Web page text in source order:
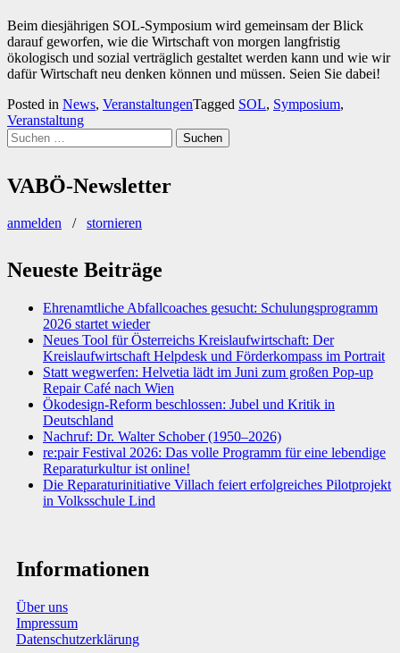
Beim diesjährigen SOL-Symposium wird gemeinsam der Blick
darauf geworfen, wie die Wirtschaft von morgen langfristig
ökologisch und sozial verträglich gestaltet werden kann und wie wir
dafür Wirtschaft neu denken können und müssen. Seien Sie dabei!
Posted in News, VeranstaltungenTagged SOL, Symposium,
Veranstaltung
Suchen
nach:
VABÖ-Newsletter
anmelden / stornieren
Neueste Beiträge
Ehrenamtliche Abfallcoaches gesucht: Schulungsprogramm
2026 startet wieder
Neues Tool für Österreichs Kreislaufwirtschaft: Der
Kreislaufwirtschaft Helpdesk und Förderkompass im Portrait
Statt wegwerfen: Helvetia lädt im Juni zum großen Pop-up
Repair Café nach Wien
Ökodesign-Reform beschlossen: Jubel und Kritik in
Deutschland
Nachruf: Dr. Walter Schober (1950–2026)
re:pair Festival 2026: Das volle Programm für eine lebendige
Reparaturkultur ist online!
Die Reparaturinitiative Villach feiert erfolgreiches Pilotprojekt
in Volksschule Lind
Informationen
Über uns
Impressum
Datenschutzerklärung